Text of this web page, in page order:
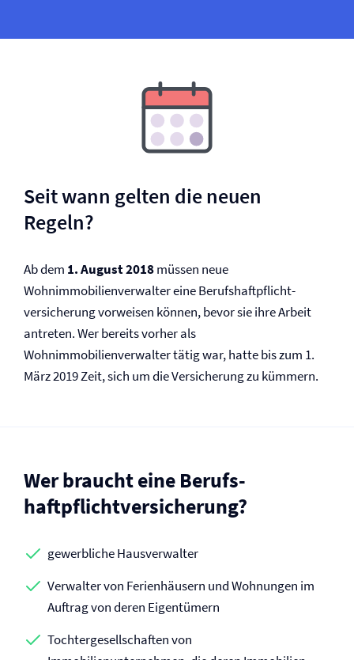
Seit wann gelten die neuen
Regeln?
Ab dem 1. August 2018müssen neue
Wohnimmobilienverwalter eine Berufs­haftpflicht­
versicherung vorweisen können, bevor sie ihre Arbeit
antreten. Wer bereits vorher als
Wohnimmobilienverwalter tätig war, hatte bis zum 1.
März 2019 Zeit, sich um die Versicherung zu kümmern.
Wer braucht eine Berufs­
haftpflicht­versicherung?
gewerbliche Hausverwalter
Verwalter von Ferienhäusern und Wohnungen im
Auftrag von deren Eigentümern
Tochtergesellschaften von